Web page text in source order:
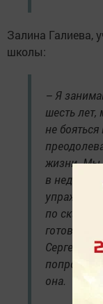
Залина Галиева,
школы:
– Я
шесть лет,
не
жизни. Мы
в неделю.
по
она.